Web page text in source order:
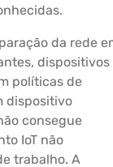
da rede
dispositivos
políticas de
dispositivo
consegue
IoT não
trabalho. A